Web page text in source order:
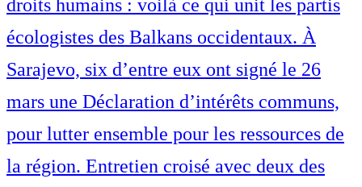
droits humains : voilà ce qui unit les partis
écologistes des Balkans occidentaux. À
Sarajevo, six d’entre eux ont signé le 26
mars une Déclaration d’intérêts communs,
pour lutter ensemble pour les ressources de
la région. Entretien croisé avec deux des